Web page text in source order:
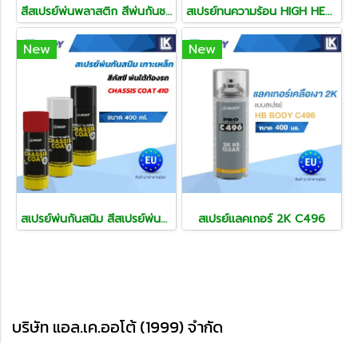
สีสเปรย์พ่นพลาสติก สีพ่นกันชน แผงจิ้งหรีด สีพ่นแก้พลาสติกซีด แก้สีรถซีด สเปรย์ทนความร้อน HIGH HEAT PAINT พ่นท่อไอเสีย พ่นเครื่องยนต์ ขนาด 400ml
New
สเปรย์พ่นกันสนิม สีสเปรย์พ่นคัสซี สีกันสนิม
New
สเปรย์แลคเกอร์ 2K C496
บริษัท แอล.เค.ออโต้ (1999) จำกัด